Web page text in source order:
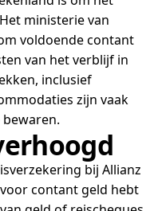
ministerie van
voldoende contant
van het verblijf in
inclusief
zijn vaak
bij Allianz
contant geld hebt